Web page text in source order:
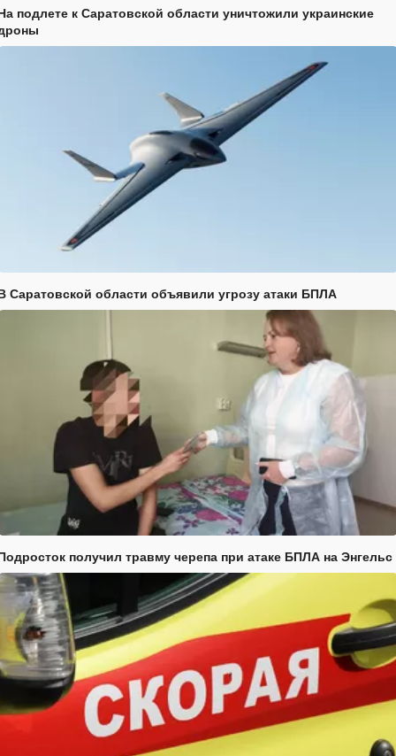
подлете к Саратовской области уничтожили украинские
Саратовской области объявили угрозу атаки БПЛА
получил травму черепа при атаке БПЛА на Энгельс